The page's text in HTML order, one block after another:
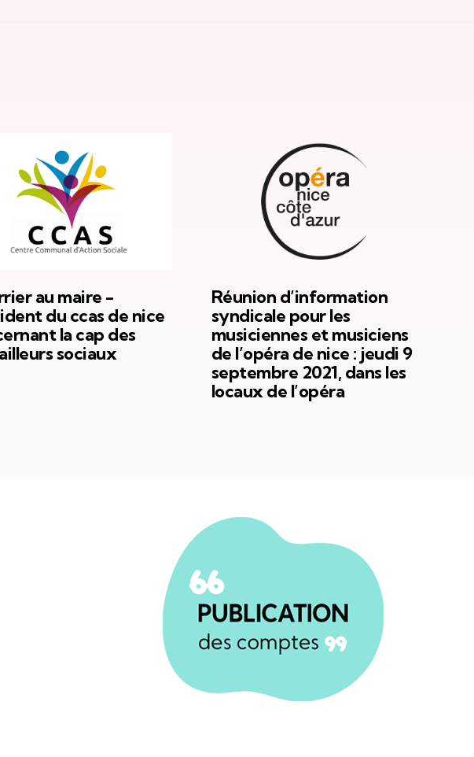
au maire -
du ccas de nice
la cap des
sociaux
Réunion d’information
syndicale pour les
musiciennes et musiciens
de l’opéra de nice : jeudi 9
septembre 2021, dans les
locaux de l’opéra